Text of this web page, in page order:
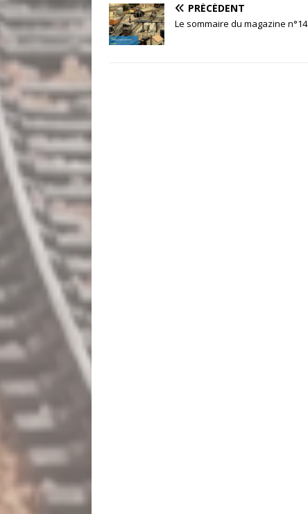
PRÉCÉDENT
Le sommaire du magazine n°14